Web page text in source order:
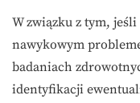
W związku z tym,
nawykowym
badaniach
identyfikacji